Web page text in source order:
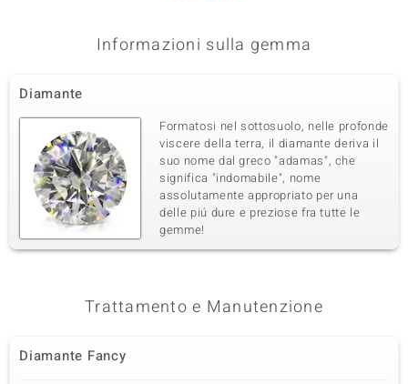
Informazioni sulla gemma
Diamante
Formatosi nel sottosuolo, nelle profonde
viscere della terra, il diamante deriva il
suo nome dal greco "adamas", che
significa "indomabile", nome
assolutamente appropriato per una
delle piú dure e preziose fra tutte le
gemme!
Trattamento e Manutenzione
Diamante Fancy